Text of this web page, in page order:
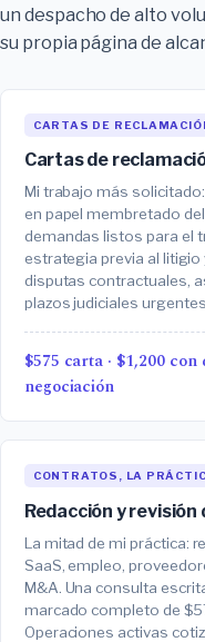
un despacho de alto
su propia página de
CARTAS DE
Cartas de
Mi trabajo más
en papel membretado
demandas listos para el
estrategia previa al
disputas contractuales,
plazos judiciales
$575 carta · $1,200 con
negociación
CONTRATOS, LA
Redacción y
La mitad de mi práctica:
SaaS, empleo,
M&A. Una consulta
marcado completo de
Operaciones activas